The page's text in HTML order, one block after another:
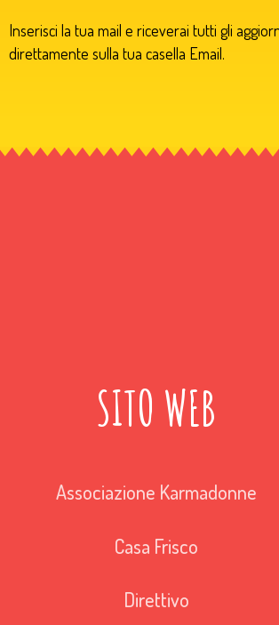
Inserisci la tua mail e riceverai tutti gli
direttamente sulla tua casella Email.
SITO WEB
Associazione Karmadonne
Casa Frisco
Direttivo